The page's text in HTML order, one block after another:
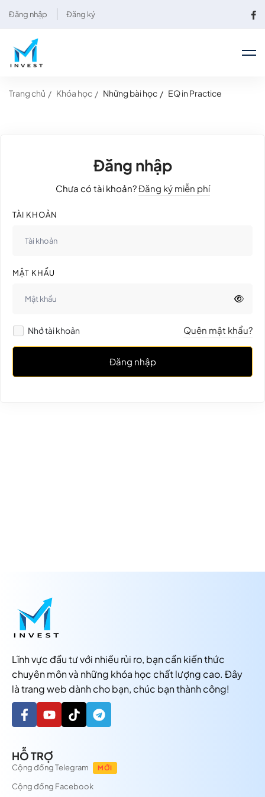
Đăng nhập Đăng ký
Trang chủ Khóa học Những bài học EQ in Practice
Đăng nhập
Chưa có tài khoản?Đăng ký miễn phí
TÀI KHOẢN
MẬT KHẨU
Nhớ tài khoản Quên mật khẩu?
Đăng nhập
Lĩnh vực đầu tư với nhiều rủi ro, bạn cần kiến thức
chuyên môn và những khóa học chất lượng cao. Đây
là trang web dành cho bạn, chúc bạn thành công!
HỖ TRỢ
Cộng đồng Telegram MỚI
Cộng đồng Facebook